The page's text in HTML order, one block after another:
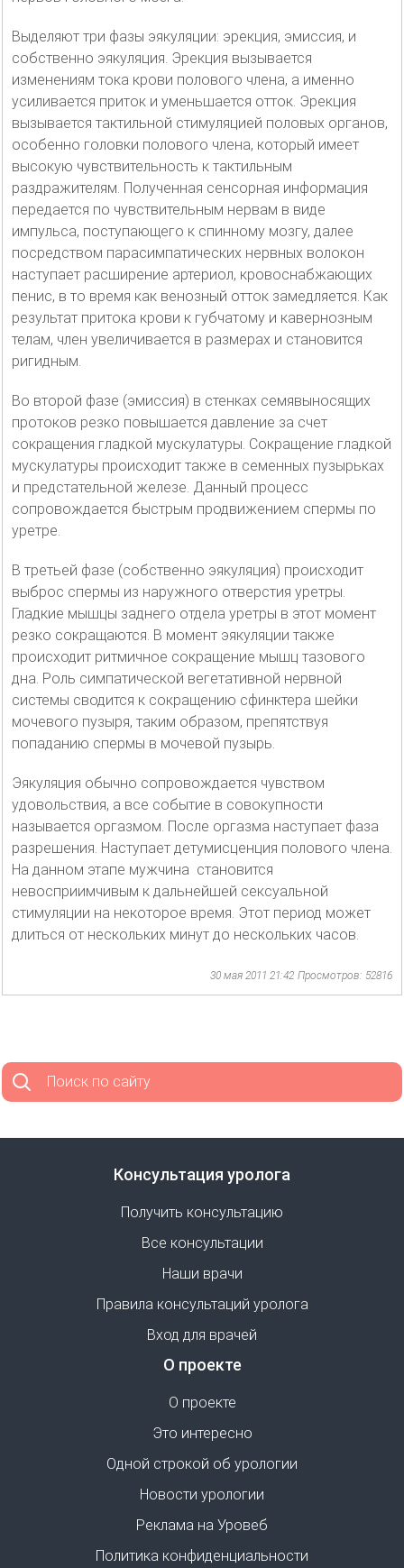
Выделяют три фазы эякуляции: эрекция, эмиссия, и
собственно эякуляция. Эрекция вызывается
изменениям тока крови полового члена, а именно
усиливается приток и уменьшается отток. Эрекция
вызывается тактильной стимуляцией половых органов,
особенно головки полового члена, который имеет
высокую чувствительность к тактильным
раздражителям. Полученная сенсорная информация
передается по чувствительным нервам в виде
импульса, поступающего к спинному мозгу, далее
посредством парасимпатических нервных волокон
наступает расширение артериол, кровоснабжающих
пенис, в то время как венозный отток замедляется. Как
результат притока крови к губчатому и кавернозным
телам, член увеличивается в размерах и становится
ригидным.
Во второй фазе (эмиссия) в стенках семявыносящих
протоков резко повышается давление за счет
сокращения гладкой мускулатуры. Сокращение гладкой
мускулатуры происходит также в семенных пузырьках
и предстательной железе. Данный процесс
сопровождается быстрым продвижением спермы по
уретре.
В третьей фазе (собственно эякуляция) происходит
выброс спермы из наружного отверстия уретры.
Гладкие мышцы заднего отдела уретры в этот момент
резко сокращаются. В момент эякуляции также
происходит ритмичное сокращение мышц тазового
дна. Роль симпатической вегетативной нервной
системы сводится к сокращению сфинктера шейки
мочевого пузыря, таким образом, препятствуя
попаданию спермы в мочевой пузырь.
Эякуляция обычно сопровождается чувством
удовольствия, а все событие в совокупности
называется оргазмом. После оргазма наступает фаза
разрешения. Наступает детумисценция полового члена.
На данном этапе мужчина становится
невосприимчивым к дальнейшей сексуальной
стимуляции на некоторое время. Этот период может
длиться от нескольких минут до нескольких часов.
30 мая 2011 21:42 Просмотров: 52816
Поиск по сайту
Консультация уролога
Получить консультацию
Все консультации
Наши врачи
Правила консультаций уролога
Вход для врачей
О проекте
О проекте
Это интересно
Одной строкой об урологии
Новости урологии
Реклама на Уровеб
Политика конфиденциальности